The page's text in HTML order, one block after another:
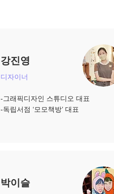
강진영
디자이너
-그래픽디자인 스튜디오 대표
​-독립서점 ‘모모책방’ 대표
박이슬